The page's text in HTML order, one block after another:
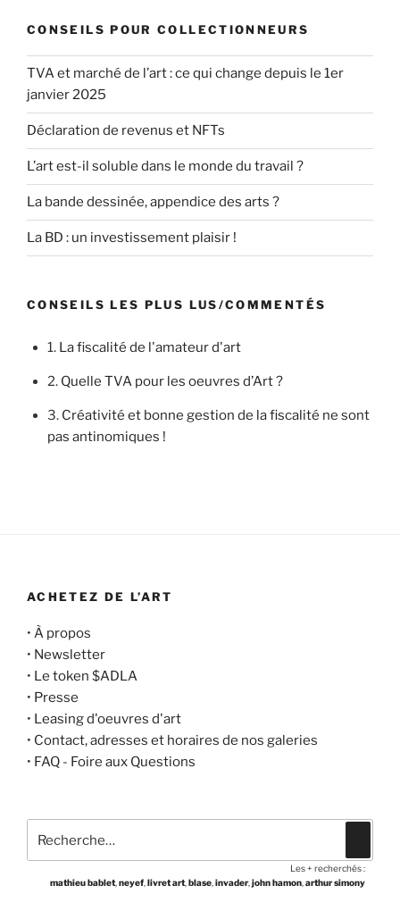
CONSEILS POUR COLLECTIONNEURS
TVA et marché de l’art : ce qui change depuis le 1er
janvier 2025
Déclaration de revenus et NFTs
L’art est-il soluble dans le monde du travail ?
La bande dessinée, appendice des arts ?
La BD : un investissement plaisir !
CONSEILS LES PLUS LUS/COMMENTÉS
1. La fiscalité de l'amateur d'art
2. Quelle TVA pour les oeuvres d’Art ?
3. Créativité et bonne gestion de la fiscalité ne sont
pas antinomiques !
ACHETEZ DE L’ART
• À propos
• Newsletter
• Le token $ADLA
• Presse
• Leasing d'oeuvres d'art
• Contact, adresses et horaires de nos galeries
• FAQ - Foire aux Questions
pour
Les + recherchés :
mathieu bablet, neyef livret art, blase invader, john hamon arthur simony